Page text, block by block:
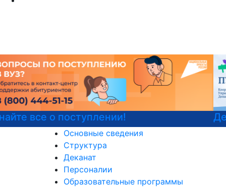
Детали программы
Основные сведения
Структура
Деканат
Персоналии
Образовательные программы